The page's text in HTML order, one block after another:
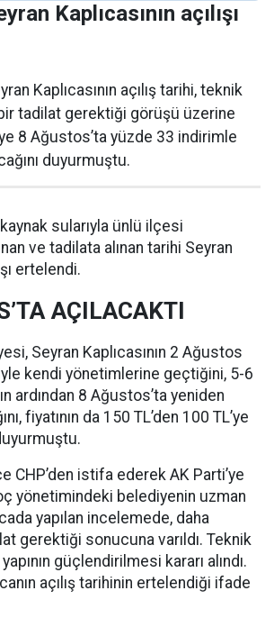
Kaplıcasının açılışı
Kaplıcasının açılış tarihi, teknik
tadilat gerektiği görüşü üzerine
8 Ağustos’ta yüzde 33 indirimle
duyurmuştu.
kaynak sularıyla ünlü ilçesi
ve tadilata alınan tarihi Seyran
ertelendi.
AÇILACAKTI
Seyran Kaplıcasının 2 Ağustos
kendi yönetimlerine geçtiğini, 5-6
ardından 8 Ağustos’ta yeniden
fiyatının da 150 TL’den 100 TL’ye
CHP’den istifa ederek AK Parti’ye
yönetimindeki belediyenin uzman
yapılan incelemede, daha
gerektiği sonucuna varıldı. Teknik
güçlendirilmesi kararı alındı.
açılış tarihinin ertelendiği ifade